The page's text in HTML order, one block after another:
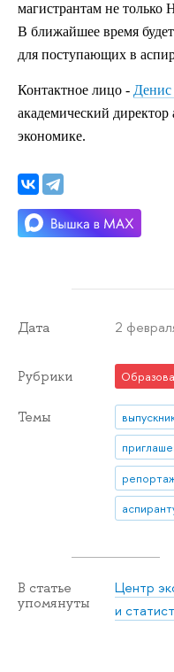
магистрантам не
В ближайшее время
для поступающих в
Контактное лицо -
академический
экономике.
Дата 2
Рубрики
Темы
В статье
упомянуты
Центр
и